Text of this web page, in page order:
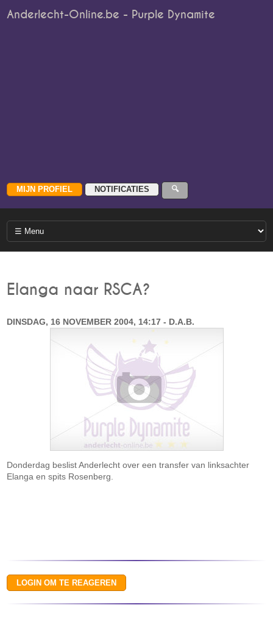
Anderlecht-Online.be - Purple Dynamite
Elanga naar RSCA?
DINSDAG, 16 NOVEMBER 2004, 14:17 - D.A.B.
Donderdag beslist Anderlecht over een transfer van linksachter
Elanga en spits Rosenberg.